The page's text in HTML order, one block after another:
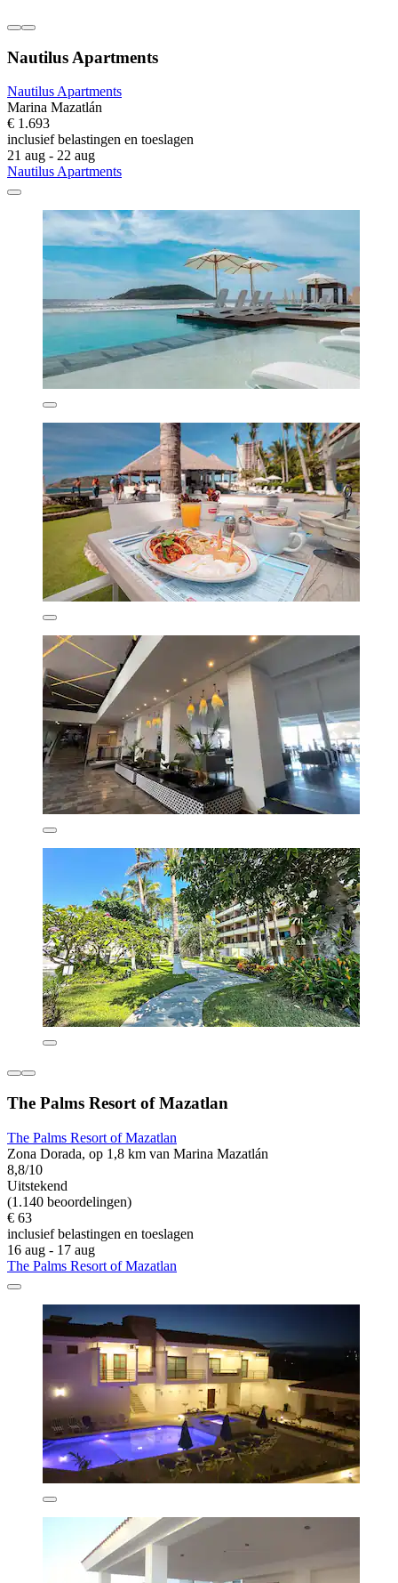
Nautilus Apartments
Nautilus Apartments
Marina Mazatlán
€ 1.693
inclusief belastingen en toeslagen
21 aug - 22 aug
Nautilus Apartments
The Palms Resort of Mazatlan
The Palms Resort of Mazatlan
Zona Dorada, op 1,8 km van Marina Mazatlán
8,8/10
Uitstekend
(1.140 beoordelingen)
€ 63
inclusief belastingen en toeslagen
16 aug - 17 aug
The Palms Resort of Mazatlan